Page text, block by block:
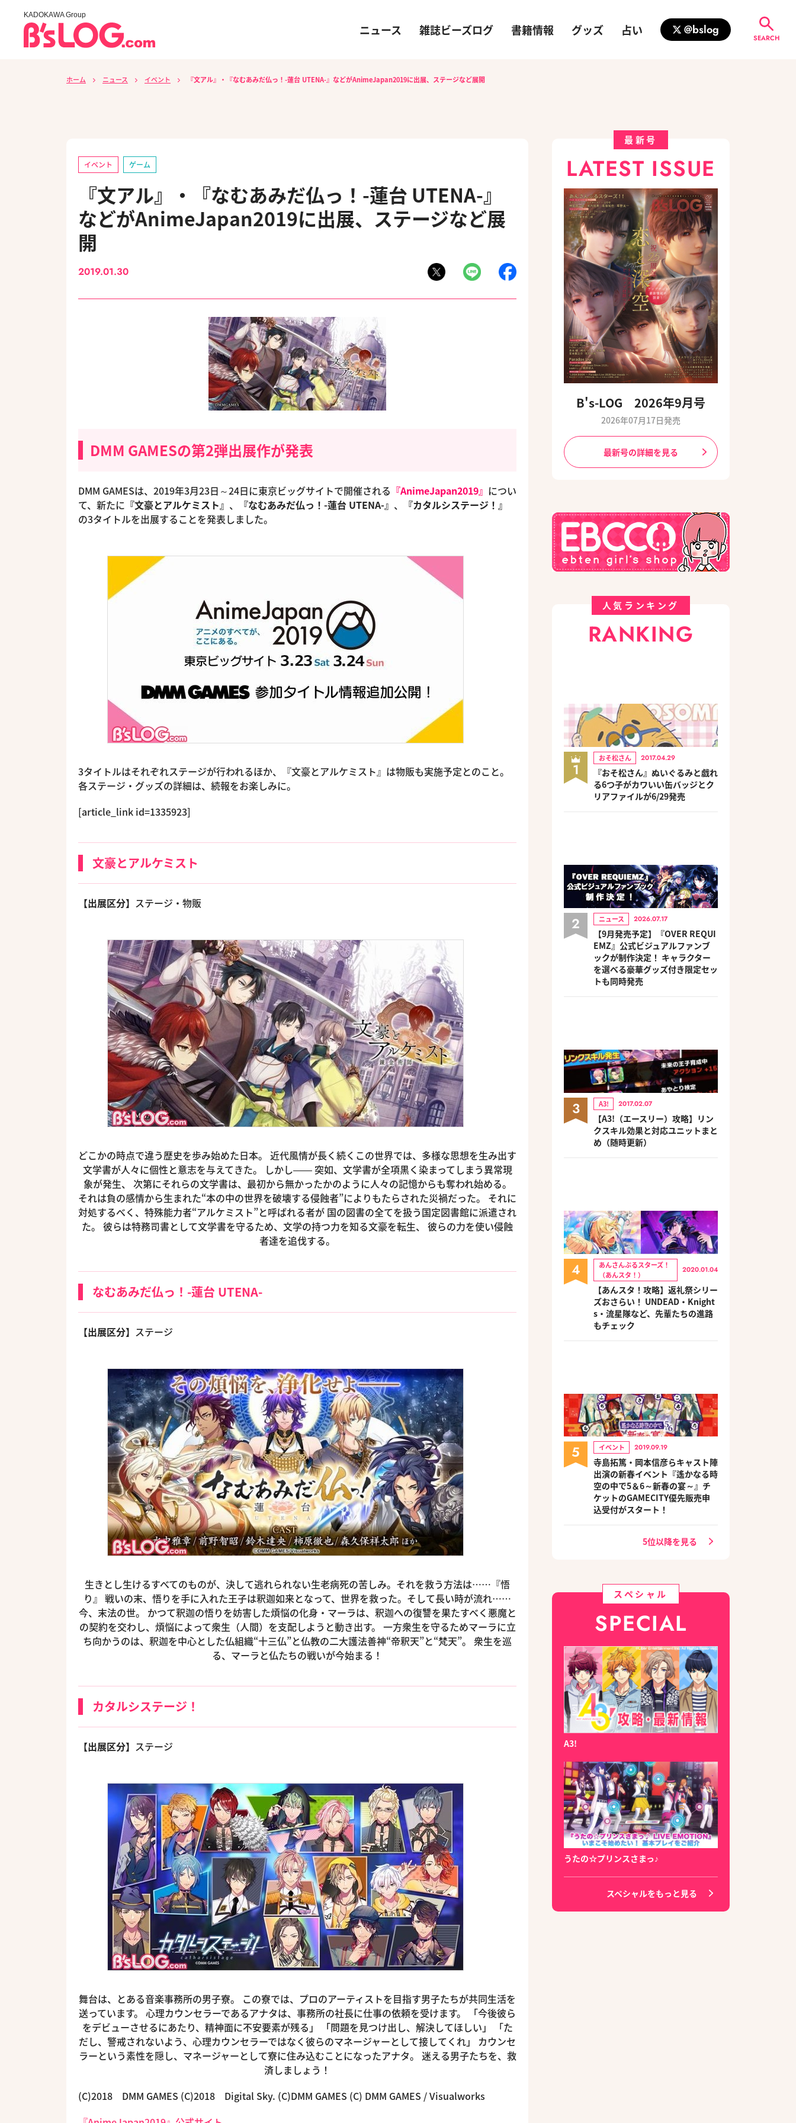
KADOKAWA Group
ニュース 雑誌ビーズログ 書籍情報 グッズ 占い @bslog
SEARCH
ホーム ニュース イベント 『文アル』・『なむあみだ仏っ！-蓮台 UTENA-』などがAnimeJapan2019に出展、ステージなど展開
イベント ゲーム
『文アル』・『なむあみだ仏っ！-蓮台 UTENA-』
などがAnimeJapan2019に出展、ステージなど展
開
2019.01.30
DMM GAMESの第2弾出展作が発表
DMM GAMESは、2019年3月23日～24日に東京ビッグサイトで開催される 『AnimeJapan2019』 につい
て、新たに 『文豪とアルケミスト』 、 『なむあみだ仏っ！-蓮台 UTENA-』 、
『カタルシステージ！』
の3タイトルを出展することを発表しました。
3タイトルはそれぞれステージが行われるほか、『文豪とアルケミスト』は物販も実施予定とのこと。
各ステージ・グッズの詳細は、続報をお楽しみに。
[article_link id=1335923]
文豪とアルケミスト
【出展区分】 ステージ・物販
どこかの時点で違う歴史を歩み始めた日本。 近代風情が長く続くこの世界では、多様な思想を生み出す
文学書が人々に個性と意志を与えてきた。 しかし―― 突如、文学書が全項黒く染まってしまう異常現
象が発生、 次第にそれらの文学書は、最初から無かったかのように人々の記憶からも奪われ始める。
それは負の感情から生まれた“本の中の世界を破壊する侵蝕者”によりもたらされた災禍だった。 それに
対処するべく、特殊能力者“アルケミスト”と呼ばれる者が 国の図書の全てを扱う国定図書館に派遣され
た。 彼らは特務司書として文学書を守るため、文学の持つ力を知る文豪を転生、 彼らの力を使い侵蝕
者達を追伐する。
なむあみだ仏っ！-蓮台 UTENA-
【出展区分】 ステージ
生きとし生けるすべてのものが、決して逃れられない生老病死の苦しみ。それを救う方法は……『悟
り』 戦いの末、悟りを手に入れた王子は釈迦如来となって、世界を救った。そして長い時が流れ……
今、末法の世。 かつて釈迦の悟りを妨害した煩悩の化身・マーラは、釈迦への復讐を果たすべく悪魔と
の契約を交わし、煩悩によって衆生（人間）を支配しようと動き出す。 一方衆生を守るためマーラに立
ち向かうのは、釈迦を中心とした仏組織“十三仏”と仏教の二大護法善神“帝釈天”と“梵天”。 衆生を巡
る、マーラと仏たちの戦いが今始まる！
カタルシステージ！
【出展区分】 ステージ
舞台は、とある音楽事務所の男子寮。 この寮では、プロのアーティストを目指す男子たちが共同生活を
送っています。 心理カウンセラーであるアナタは、事務所の社長に仕事の依頼を受けます。 「今後彼ら
をデビューさせるにあたり、精神面に不安要素が残る」 「問題を見つけ出し、解決してほしい」 「た
だし、警戒されないよう、心理カウンセラーではなく彼らのマネージャーとして接してくれ」 カウンセ
ラーという素性を隠し、マネージャーとして寮に住み込むことになったアナタ。 迷える男子たちを、救
済しましょう！
(C)2018 DMM GAMES (C)2018 Digital Sky. (C)DMM GAMES (C) DMM GAMES / Visualworks
最新号
LATEST ISSUE
B's-LOG 2026年9月号
2026年07月17日発売
最新号の詳細を見る
人気ランキング
RANKING
1
おそ松さん 2017.04.29
『おそ松さん』ぬいぐるみと戯れ
る6つ子がカワいい缶バッジとク
リアファイルが6/29発売
2 ニュース 2026.07.17
【9月発売予定】『OVER REQUI
EMZ』公式ビジュアルファンブ
ックが制作決定！ キャラクター
を選べる豪華グッズ付き限定セッ
トも同時発売
3 A3! 2017.02.07
【A3!（エースリー）攻略】リン
クスキル効果と対応ユニットまと
め（随時更新）
4
あんさんぶるスターズ！
（あんスタ！）
2020.01.04
【あんスタ！攻略】返礼祭シリー
ズおさらい！ UNDEAD・Knight
s・流星隊など、先輩たちの進路
もチェック
5 イベント 2019.09.19
寺島拓篤・岡本信彦らキャスト陣
出演の新春イベント『遙かなる時
空の中で5＆6～新春の宴～』チ
ケットのGAMECITY優先販売申
込受付がスタート！
5位以降を見る
スペシャル
SPECIAL
A3!
うたの☆プリンスさまっ♪
スペシャルをもっと見る